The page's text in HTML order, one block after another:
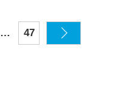
… 47